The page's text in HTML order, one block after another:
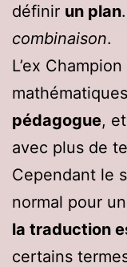
définir un plan
combinaison.
L’ex
pédagogue,
avec plus de
Cependant le
normal pour
la traduction
certains